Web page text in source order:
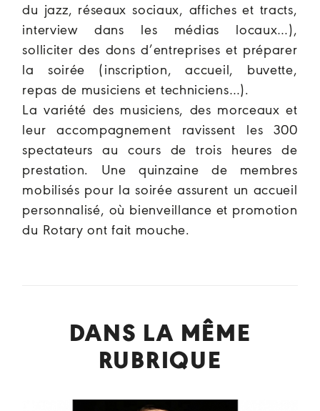
du jazz, réseaux sociaux, affiches et tracts,
interview dans les médias locaux…),
solliciter des dons d’entreprises et préparer
la soirée (inscription, accueil, buvette,
repas de musiciens et techniciens…).
La variété des musiciens, des morceaux et
leur accompagnement ravissent les 300
spectateurs au cours de trois heures de
prestation. Une quinzaine de membres
mobilisés pour la soirée assurent un accueil
personnalisé, où bienveillance et promotion
du Rotary ont fait mouche.
DANS LA MÊME
RUBRIQUE